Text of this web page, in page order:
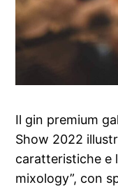
Il gin premium
Show 2022
caratteristiche e
mixology”, con